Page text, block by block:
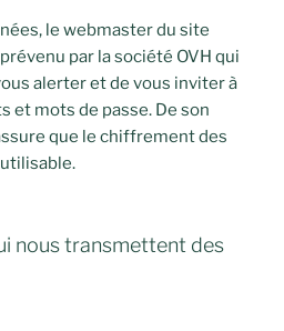
le webmaster du site
par la société OVH qui
alerter et de vous inviter à
et mots de passe. De son
que le chiffrement des
nous transmettent des